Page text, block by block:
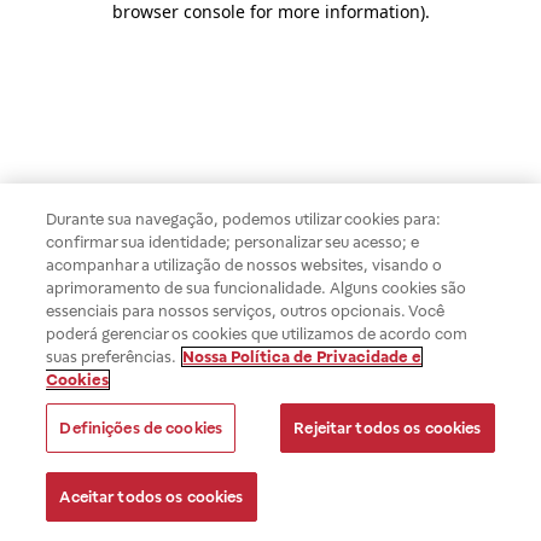
browser console for more information).
Durante sua navegação, podemos utilizar cookies para:
confirmar sua identidade; personalizar seu acesso; e
acompanhar a utilização de nossos websites, visando o
aprimoramento de sua funcionalidade. Alguns cookies são
essenciais para nossos serviços, outros opcionais. Você
poderá gerenciar os cookies que utilizamos de acordo com
suas preferências. Nossa Política de Privacidade e
Cookies
Definições de cookies Rejeitar todos os cookies
Aceitar todos os cookies